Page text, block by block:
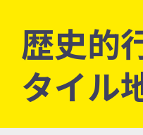
歴史的
タイル